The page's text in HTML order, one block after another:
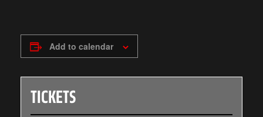
Add to calendar
TICKETS